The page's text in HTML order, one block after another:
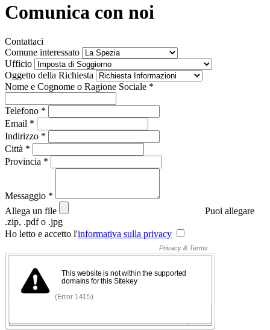
Comunica con noi
Contattaci
Comune interessato
Ufficio
Oggetto della Richiesta
Nome e Cognome o Ragione Sociale *
Telefono *
Email *
Indirizzo *
Città *
Provincia *
Messaggio *
Allega un file
Puoi allegare
.zip, .pdf o .jpg
Ho letto e accetto l'informativa sulla privacy